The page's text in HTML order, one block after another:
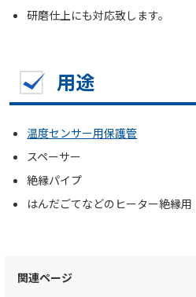
研磨仕上にも対応致します。
用途
温度センサー用保護管
スペーサー
絶縁パイプ
はんだごてなどのヒーター絶縁用
関連ページ